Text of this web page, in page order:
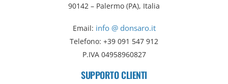
90142 – Palermo (PA), Italia
Email: info @ donsaro.it
Telefono: +39 091 547 912
P.IVA 04958960827
SUPPORTO CLIENTI